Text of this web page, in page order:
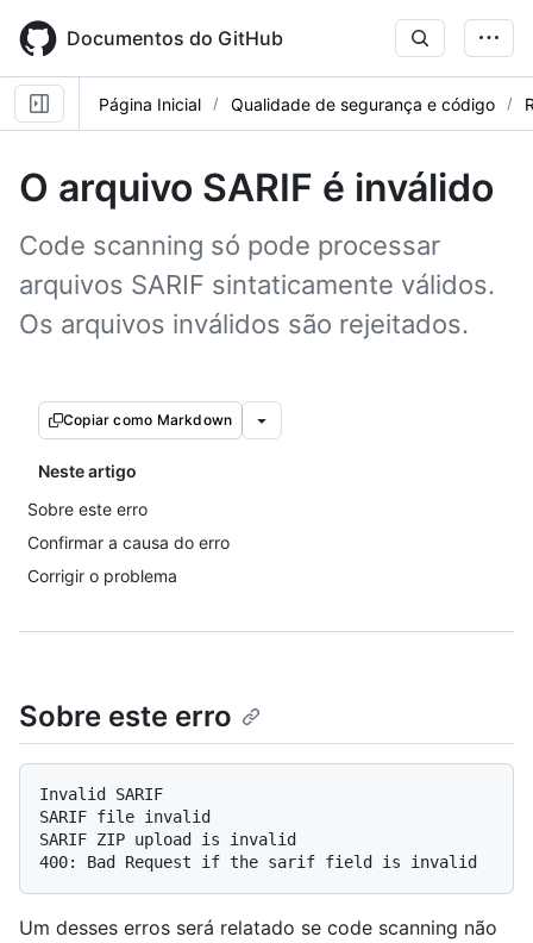
main
content
Documentos do GitHub
Página Inicial Qualidade de segurança e código
O arquivo SARIF é inválido
Code scanning só pode processar
arquivos SARIF sintaticamente válidos.
Os arquivos inválidos são rejeitados.
Copiar como Markdown
Neste artigo
Sobre este erro
Confirmar a causa do erro
Corrigir o problema
Sobre este erro
Invalid SARIF
SARIF file invalid
SARIF ZIP upload is invalid
Um desses erros será relatado se code scanning não